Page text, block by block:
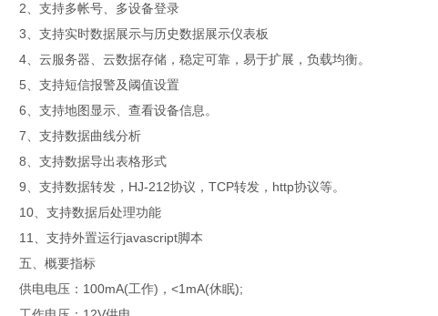
2、支持多帐号、多设备登录
3、支持实时数据展示与历史数据展示仪表板
4、云服务器、云数据存储，稳定可靠，易于扩展，负载均衡。
5、支持短信报警及阈值设置
6、支持地图显示、查看设备信息。
7、支持数据曲线分析
8、支持数据导出表格形式
9、支持数据转发，HJ-212协议，TCP转发，http协议等。
10、支持数据后处理功能
11、支持外置运行javascript脚本
五、概要指标
供电电压：100mA(工作)，<1mA(休眠);